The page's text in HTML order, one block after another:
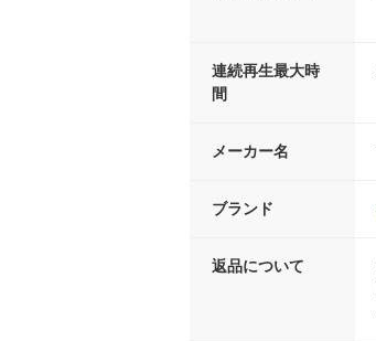
連続再生最大時
間
メーカー名
ブランド
返品について